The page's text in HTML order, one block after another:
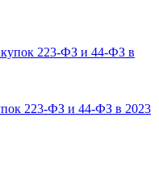
223-ФЗ и 44-ФЗ в 2023